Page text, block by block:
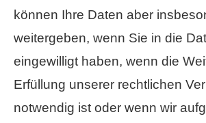
können Ihre Daten aber
weitergeben, wenn Sie in die
eingewilligt haben, wenn die
Erfüllung unserer rechtlichen
notwendig ist oder wenn wir